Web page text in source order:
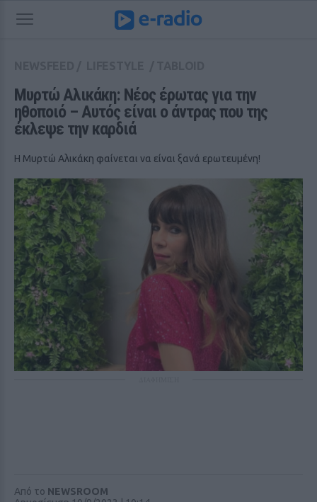
Μυρτώ Αλικάκη: Νέος έρωτας για την
ηθοποιό – Αυτός είναι ο άντρας που της
έκλεψε την καρδιά
Η Μυρτώ Αλικάκη φαίνεται να είναι ξανά ερωτευμένη!
Από το NEWSROOM